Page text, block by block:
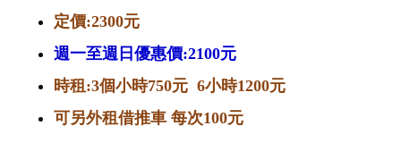
定價:2300元
週一至週日優惠價:2100元
時租:3個小時750元 6小時1200元
可另外租借推車 每次100元